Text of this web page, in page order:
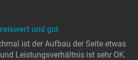
und gut
ist der Aufbau der Seite etwas
Leistungsverhältnis ist sehr OK.